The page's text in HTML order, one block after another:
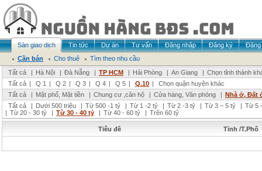
Sàn giao dịch Tin tức Dự án Tư vấn Đăng nhập Đăng ký
Đăng
Cần bán
Cho thuê
Tìm theo nhu cầu
Tất cả
| Hà Nội | Đà Nẵng | TP HCM | Hải Phòng | An Giang | Chọn tỉnh thành
Tất cả | Q 1 | Q 2 | Q 3 | Q 4 | Q 5 | Q.10 |
Chọn quận huyện khác
Tất cả
| Mặt phố, Mặt tiền | Chung cư ,căn hộ | Cửa hàng, Văn phòng | Nhà ở, Đất
Tất cả
| Dưới 500 triệu | Từ 500 -1 tỷ | Từ 1 -2 tỷ | Từ 2 -3 tỷ | Từ 3 – 5 tỷ | Từ 5
| Từ 20 - 30 tỷ | Từ 30 - 40 tỷ | Từ 40 - 60 tỷ | Trên 60 tỷ
Tiêu đề Tỉnh /T.Phố